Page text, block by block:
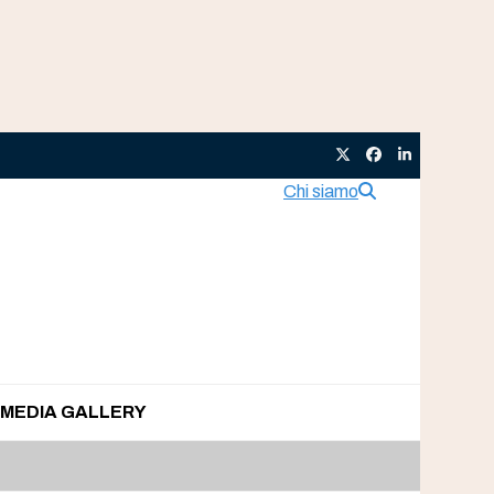
TwitterFacebook
LinkedIn
Chi siamo
MEDIA GALLERY